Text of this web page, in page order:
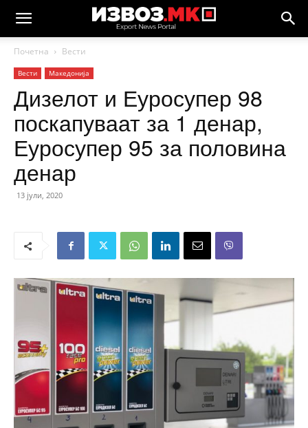
Почетна Вести
Вести Македонија
Дизелот и Еуросупер 98
поскапуваат за 1 денар,
Еуросупер 95 за половина
денар
13 јули, 2020